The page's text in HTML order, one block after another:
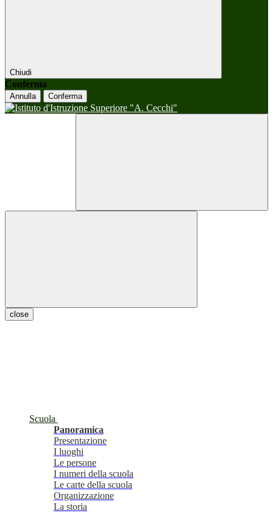
Chiudi
Conferma
Annulla Conferma
close
Scuola
Panoramica
Presentazione
I luoghi
Le persone
I numeri della scuola
Le carte della scuola
Organizzazione
La storia